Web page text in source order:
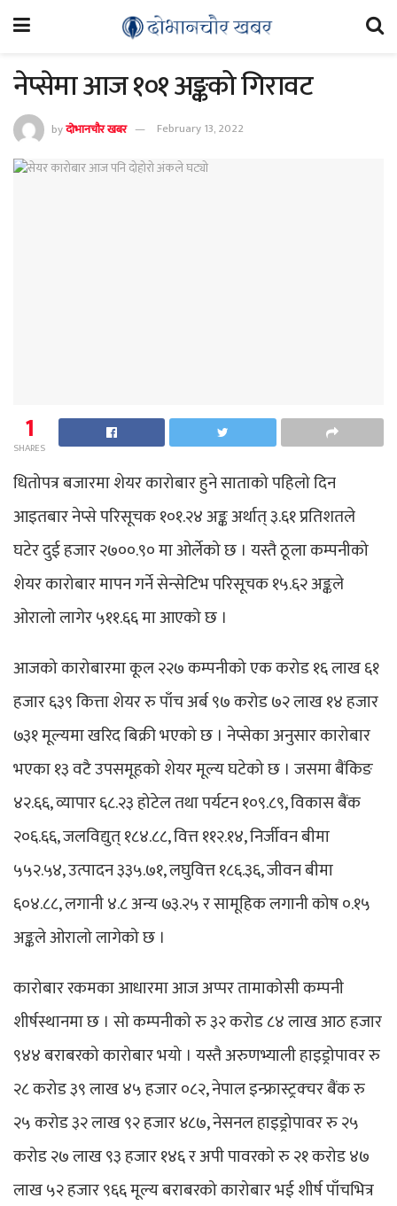
नेप्सेमा आज १०१ अङ्कको गिरावट
byदोभानचौर खबर February 13, 2022
1
SHARES
धितोपत्र बजारमा शेयर कारोबार हुने साताको पहिलो दिन
आइतबार नेप्से परिसूचक १०१.२४ अङ्क अर्थात् ३.६१ प्रतिशतले
घटेर दुई हजार २७००.९० मा ओर्लेको छ । यस्तै ठूला कम्पनीको
शेयर कारोबार मापन गर्ने सेन्सेटिभ परिसूचक १५.६२ अङ्कले
ओरालो लागेर ५११.६६ मा आएको छ ।
आजको कारोबारमा कूल २२७ कम्पनीको एक करोड १६ लाख ६१
हजार ६३९ कित्ता शेयर रु पाँच अर्ब ९७ करोड ७२ लाख १४ हजार
७३१ मूल्यमा खरिद बिक्री भएको छ । नेप्सेका अनुसार कारोबार
भएका १३ वटै उपसमूहको शेयर मूल्य घटेको छ । जसमा बैंकिङ
४२.६६, व्यापार ६८.२३ होटेल तथा पर्यटन १०९.८९, विकास बैंक
२०६.६६, जलविद्युत् १८४.८८, वित्त ११२.१४, निर्जीवन बीमा
५५२.५४, उत्पादन ३३५.७१, लघुवित्त १८६.३६, जीवन बीमा
६०४.८८, लगानी ४.८ अन्य ७३.२५ र सामूहिक लगानी कोष ०.१५
अङ्कले ओरालो लागेको छ ।
कारोबार रकमका आधारमा आज अप्पर तामाकोसी कम्पनी
शीर्षस्थानमा छ । सो कम्पनीको रु ३२ करोड ८४ लाख आठ हजार
९४४ बराबरको कारोबार भयो । यस्तै अरुणभ्याली हाइड्रोपावर रु
२८ करोड ३९ लाख ४५ हजार ०८२, नेपाल इन्फ्रास्ट्रक्चर बैंक रु
२५ करोड ३२ लाख ९२ हजार ४८७, नेसनल हाइड्रोपावर रु २५
करोड २७ लाख ९३ हजार १४६ र अपी पावरको रु २१ करोड ४७
लाख ५२ हजार ९६६ मूल्य बराबरको कारोबार भई शीर्ष पाँचभित्र